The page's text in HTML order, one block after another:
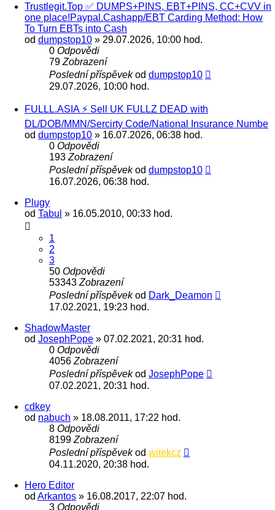
Trustlegit.Top ✅ DUMPS+PINS, EBT+PINS, CC+CVV in
one place!Paypal.Cashapp/EBT Carding Method: How
To Turn EBTs into Cash
od dumpstop10 » 29.07.2026, 10:00 hod.
0 Odpovědi
79 Zobrazení
Poslední příspěvekod dumpstop10
29.07.2026, 10:00 hod.
FULLL.ASIA ⚡ Sell UK FULLZ DEAD with
DL/DOB/MMN/Sercirty Code/National Insurance Numbe
od dumpstop10 » 16.07.2026, 06:38 hod.
0 Odpovědi
193 Zobrazení
Poslední příspěvekod dumpstop10
16.07.2026, 06:38 hod.
Plugy
od Tabul » 16.05.2010, 00:33 hod.
1
2
3
50 Odpovědi
53343 Zobrazení
Poslední příspěvekod Dark_Deamon
17.02.2021, 19:23 hod.
ShadowMaster
od JosephPope » 07.02.2021, 20:31 hod.
0 Odpovědi
4056 Zobrazení
Poslední příspěvekod JosephPope
07.02.2021, 20:31 hod.
cdkey
od nabuch » 18.08.2011, 17:22 hod.
8 Odpovědi
8199 Zobrazení
Poslední příspěvekod witekcz
04.11.2020, 20:38 hod.
Hero Editor
od Arkantos » 16.08.2017, 22:07 hod.
3 Odpovědi